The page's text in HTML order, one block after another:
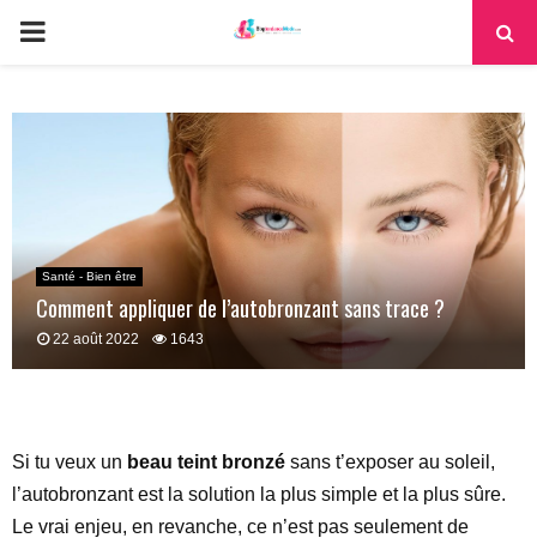
PRIMARY
Santé - Bien être
Comment appliquer de l’autobronzant sans trace ?
22 août 2022 1643
Si tu veux un beau teint bronzé sans t’exposer au soleil,
l’autobronzant est la solution la plus simple et la plus sûre.
Le vrai enjeu, en revanche, ce n’est pas seulement de